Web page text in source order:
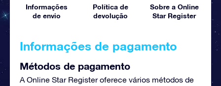
Informações
de envio
Política de
devolução
Sobre a Online
Star Register
Informações de pagamento
Métodos de pagamento
A Online Star Register oferece vários métodos de